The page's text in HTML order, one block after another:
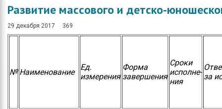
Положение
Бюджет
юридических лиц
Развитие массового и детско-
29 декабря 2017 369
№ Наименование
Ед.
измерения
Форма
завершения
Сроки
исполне-
ния
за